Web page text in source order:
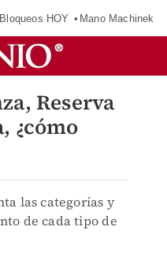
Bloqueos HOY Mano Machinek
Reserva
¿cómo
las categorías y
de cada tipo de